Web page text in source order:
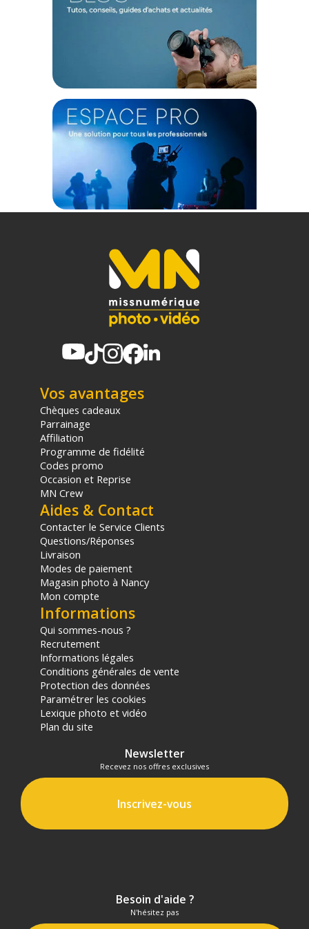
Vos avantages
Chèques cadeaux
Parrainage
Affiliation
Programme de fidélité
Codes promo
Occasion et Reprise
MN Crew
Aides & Contact
Contacter le Service Clients
Questions/Réponses
Livraison
Modes de paiement
Magasin photo à Nancy
Mon compte
Informations
Qui sommes-nous ?
Recrutement
Informations légales
Conditions générales de vente
Protection des données
Paramétrer les cookies
Lexique photo et vidéo
Plan du site
Newsletter
Recevez nos offres exclusives
Inscrivez-vous
Besoin d'aide ?
N'hésitez pas